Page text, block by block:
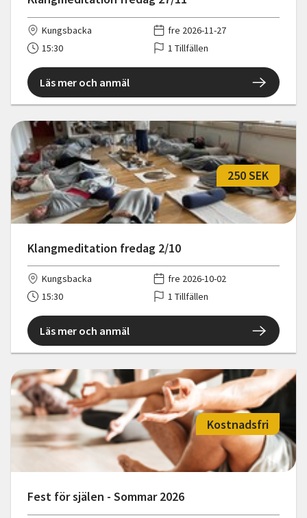
Kungsbacka
fre 2026-11-27
15:30
1 Tillfällen
Läs mer och anmäl
Klangmeditation fredag 2/10
250 SEK
Kungsbacka
fre 2026-10-02
15:30
1 Tillfällen
Läs mer och anmäl
Fest för själen - Sommar 2026
Kostnadsfri